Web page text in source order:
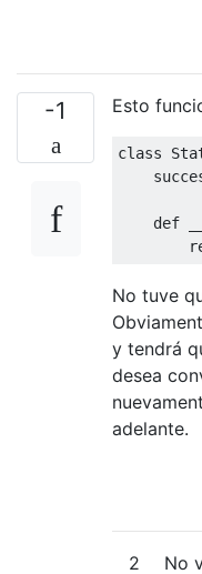
-1 Esto
class
def
No tuve
y tendrá
desea
adelante.
2 No